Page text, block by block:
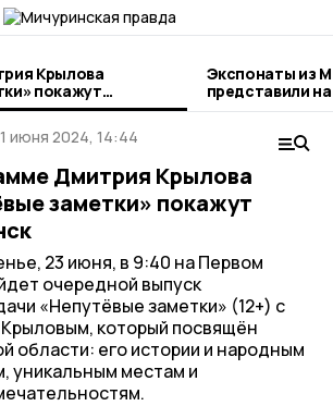
Крылова
покажут
Экспонаты из
представили
области
июня 2024, 14:44
Дмитрия Крылова
заметки» покажут
23 июня, в 9:40 на Первом
очередной выпуск
«Непутёвые заметки» (12+) с
который посвящён
области: его истории и народным
уникальным местам и